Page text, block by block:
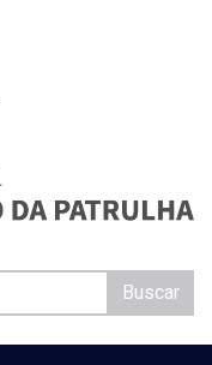
Aberta
Buscar